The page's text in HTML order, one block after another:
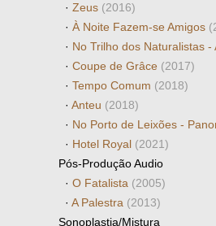
· Zeus (2016)
· À Noite Fazem-se Amigos
· No Trilho dos Naturalistas -
· Coupe de Grâce (2017)
· Tempo Comum (2018)
· Anteu (2018)
· No Porto de Leixões -
· Hotel Royal (2021)
Pós-Produção Audio
· O Fatalista (2005)
· A Palestra (2013)
Sonoplastia/Mistura